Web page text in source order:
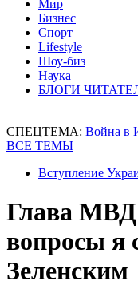
Мир
Бизнес
Спорт
Lifestyle
Шоу-биз
Наука
БЛОГИ
СПЕЦТЕМА: Война в
ВСЕ ТЕМЫ
Вступление
Глава
вопросы я
Зеленским